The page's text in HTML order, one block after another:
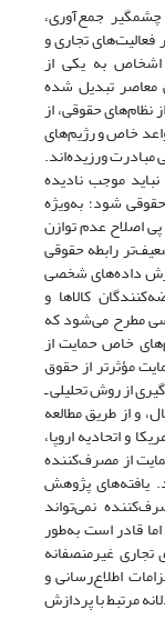
جمع‌آوری،
تجاری و
اشخاص به یکی از
معاصر تبدیل شده
حقوقی، از
خاص و رژیم‌های
ورزیده‌اند.
موجب نادیده
شود؛ به‌ویژه
اصلاح عدم توازن
رابطه حقوقی
داده‌های شخصی
کالاها و
مطرح می‌شود که
خاص حمایت از
مؤثرتر از حقوق
از روش تحلیلی ـ
و از طریق مطالعه
و اتحادیه اروپا،
از مصرف‌کننده
یافته‌های پژوهش
نمی‌تواند
قادر است به‌طور
غیرمنصفانه
اطلاع‌رسانی و
مرتبط با پردازش